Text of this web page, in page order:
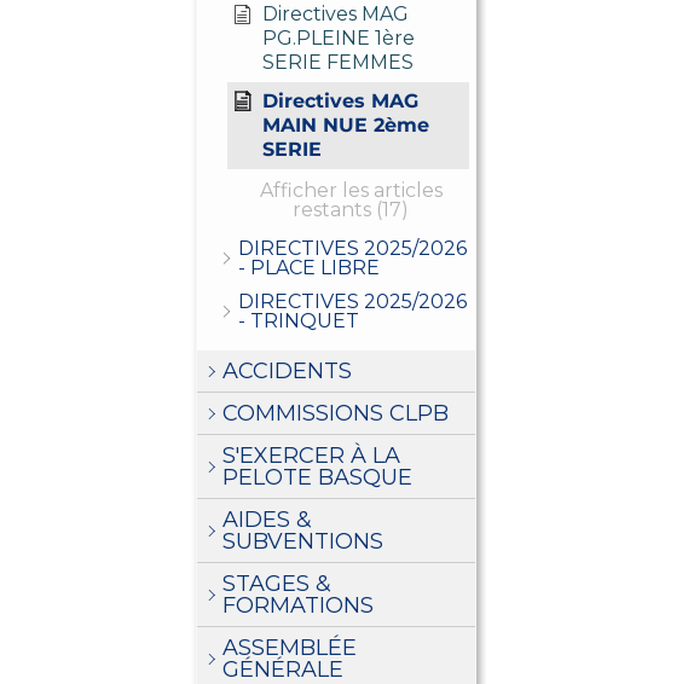
Directives MAG
PG.PLEINE 1ère
SERIE FEMMES
Directives MAG
MAIN NUE 2ème
SERIE
Afficher les articles
restants (17)
DIRECTIVES 2025/2026
- PLACE LIBRE
DIRECTIVES 2025/2026
- TRINQUET
ACCIDENTS
COMMISSIONS CLPB
S'EXERCER À LA
PELOTE BASQUE
AIDES &
SUBVENTIONS
STAGES &
FORMATIONS
ASSEMBLÉE
GÉNÉRALE